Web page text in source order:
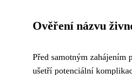
Ověření názvu
Před samotným
ušetří potenciální